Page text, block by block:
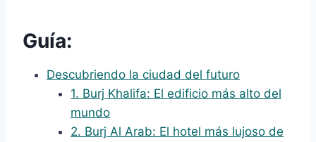
Guía:
Descubriendo la ciudad del futuro
1. Burj Khalifa: El edificio más alto del
mundo
2. Burj Al Arab: El hotel más lujoso de